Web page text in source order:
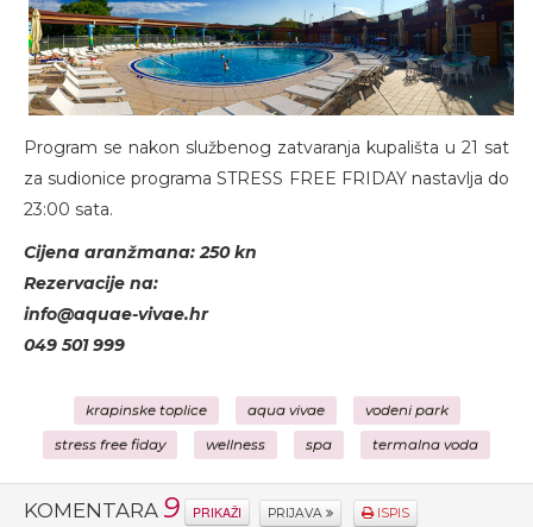
Program se nakon službenog zatvaranja kupališta u 21 sat
za sudionice programa STRESS FREE FRIDAY nastavlja do
23:00 sata.
Cijena aranžmana: 250 kn
Rezervacije na:
info@aquae-vivae.hr
049 501 999
krapinske toplice aqua vivae vodeni park
stress free fiday wellness spa termalna voda
KOMENTARA 9 PRIKAŽI PRIJAVA ISPIS